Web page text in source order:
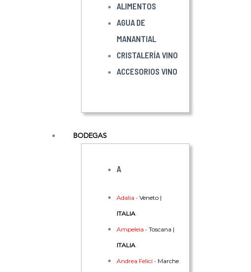
ALIMENTOS
AGUA DE
MANANTIAL
CRISTALERÍA VINO
ACCESORIOS VINO
BODEGAS
A
Adalia • Veneto |
ITALIA
Ampeleia • Toscana |
ITALIA
Andrea Felici • Marche